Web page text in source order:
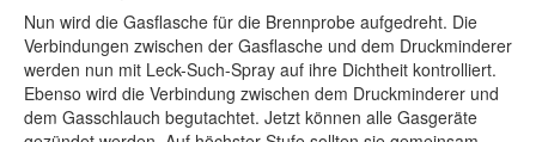
Nun wird die Gasflasche für die Brennprobe aufgedreht. Die
Verbindungen zwischen der Gasflasche und dem Druckminderer
werden nun mit Leck-Such-Spray auf ihre Dichtheit kontrolliert.
Ebenso wird die Verbindung zwischen dem Druckminderer und
dem Gasschlauch begutachtet. Jetzt können alle Gasgeräte